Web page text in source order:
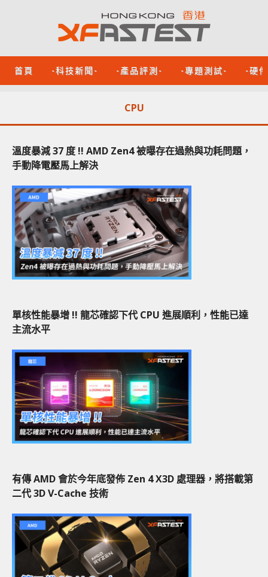
首頁 -科技新聞- -產品評測- -專題測試- -硬
CPU
溫度暴減 37 度 !! AMD Zen4 被曝存在過熱與功耗問題，
手動降電壓馬上解決
單核性能暴增 !! 龍芯確認下代 CPU 進展順利，性能已達
主流水平
有傳 AMD 會於今年底發佈 Zen 4 X3D 處理器，將搭載第
二代 3D V-Cache 技術